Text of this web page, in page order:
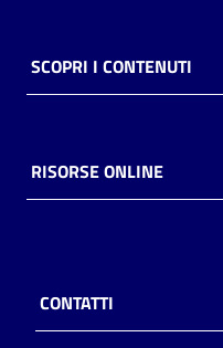
Archivio
storico
Patto
SCOPRI I CONTENUTI
RISORSE ONLINE
CONTATTI